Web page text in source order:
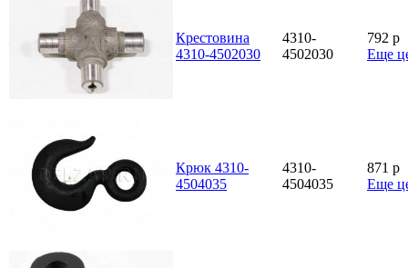
Крестовина
4310-4502030
4310-
4502030
792 p
Еще
Крюк 4310-
4504035
4310-
4504035
871 p
Еще